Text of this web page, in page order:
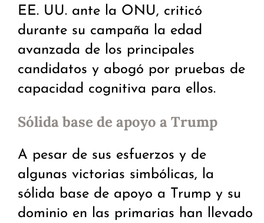
EE. UU. ante la ONU, criticó
durante su campaña la edad
avanzada de los principales
candidatos y abogó por pruebas de
capacidad cognitiva para ellos.
Sólida base de apoyo a Trump
A pesar de sus esfuerzos y de
algunas victorias simbólicas, la
sólida base de apoyo a Trump y su
dominio en las primarias han llevado